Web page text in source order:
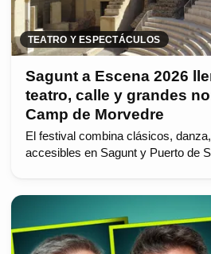
TEATRO Y ESPECTÁCULOS
Sagunt a Escena 2026
teatro, calle y grandes
Camp de Morvedre
El festival combina clásicos,
accesibles en Sagunt y Puerto de